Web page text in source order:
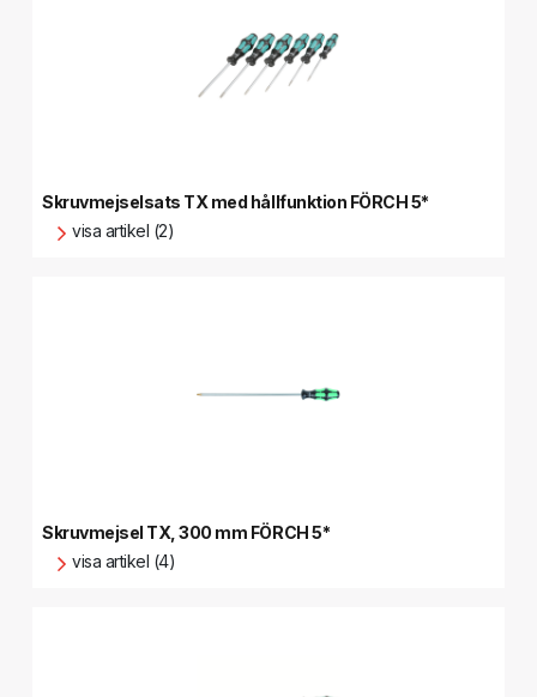
Skruvmejselsats TX med hållfunktion FÖRCH 5*
visa artikel (2)
Skruvmejsel TX, 300 mm FÖRCH 5*
visa artikel (4)